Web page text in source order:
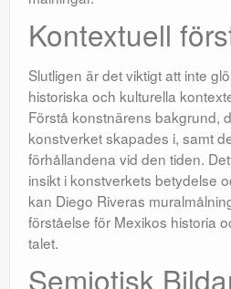
Kontextuell
Slutligen är det viktigt att inte
historiska och kulturella
Förstå konstnärens bakgrund,
konstverket skapades i, samt
förhållandena vid den tiden.
insikt i konstverkets betydelse
kan Diego Riveras
förståelse för Mexikos historia
talet.
Semiotisk